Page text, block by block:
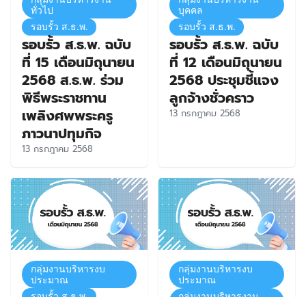
ทั่วไป
รอบรั้ว ส.ธ.พ.
รอบรั้ว ส.ธ.พ. ฉบับ
ที่ 15 เดือนมิถุนายน
2568 ส.ธ.พ. ร่วม
พิธีพระราชทาน
เพลิงศพพระครู
ภาวนาปทุมกิจ
13 กรกฎาคม 2568
บุคคล
รอบรั้ว ส.ธ.พ.
รอบรั้ว ส.ธ.พ. ฉบับ
ที่ 12 เดือนมิถุนายน
2568 ประชุมชี้แจง
ลูกจ้างชั่วคราว
13 กรกฎาคม 2568
กลุ่มงานบริหารงบ
ประมาณ
กลุ่มงานบริหารงบ
ประมาณ